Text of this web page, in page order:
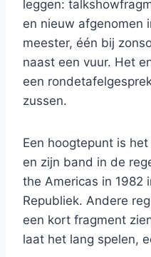
leggen:
en nieuw afgenomen
meester, één bij
naast een vuur. Het
een
zussen.
Een hoogtepunt is
en zijn band in de
the Americas in 1982
Republiek. Andere
een kort fragment
laat het lang spelen,